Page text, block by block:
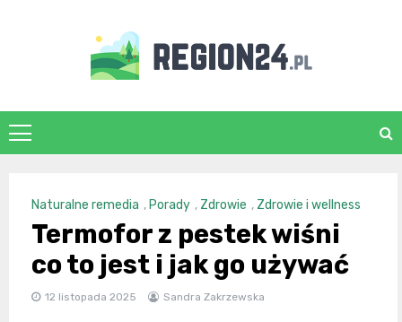
region24.pl
Naturalne remedia ,Porady , Zdrowie , Zdrowie i wellness
Termofor z pestek wiśni
co to jest i jak go używać
12 listopada 2025 Sandra Zakrzewska